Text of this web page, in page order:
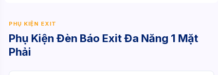
PHỤ KIỆN EXIT
Phụ Kiện Đèn Báo Exit Đa Năng 1 Mặt
Phải